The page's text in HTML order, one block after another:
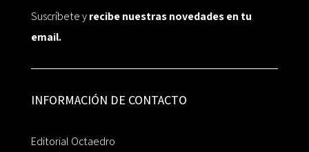
Suscríbete yrecibe nuestras novedades en tu
email.
INFORMACIÓN DE CONTACTO
Editorial Octaedro